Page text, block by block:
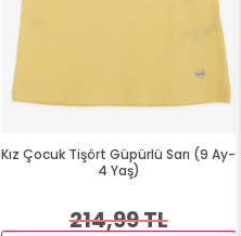
Kız Çocuk Tişört Güpürlü Sarı (9 Ay-
4 Yaş)
214,99 TL